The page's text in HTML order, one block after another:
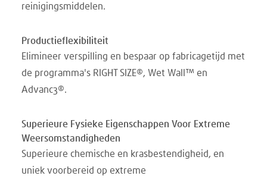
reinigingsmiddelen.
Productieflexibiliteit
Elimineer verspilling en bespaar op fabricagetijd met
de programma's RIGHT SIZE®, Wet Wall™ en
Advanc3®.
Superieure Fysieke Eigenschappen Voor Extreme
Weersomstandigheden
Superieure chemische en krasbestendigheid, en
uniek voorbereid op extreme